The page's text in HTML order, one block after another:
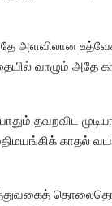
அளவிலான
வாழும் அதே
தவறவிட
காதல்